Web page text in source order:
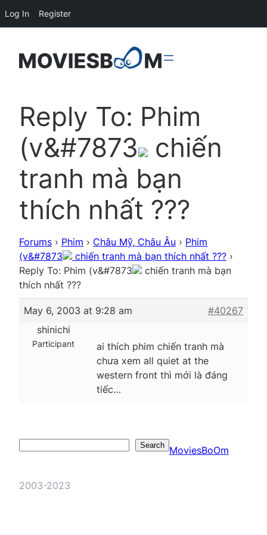
Reply To: Phim
(v&#7873
chiến
tranh mà bạn
thích nhất ???
Forums › Phim › Châu Mỹ, Châu Âu › Phim
(v&#7873
chiến tranh mà bạn thích nhất ??? ›
Reply To: Phim (v&#7873
chiến tranh mà bạn
thích nhất ???
May 6, 2003 at 9:28 am
#40267
shinichi
Participant
ai thích phim chiến tranh mà
chưa xem all quiet at the
western front thì mới là đáng
tiếc…
Search MoviesBoOm
2003-2023
Log In Register